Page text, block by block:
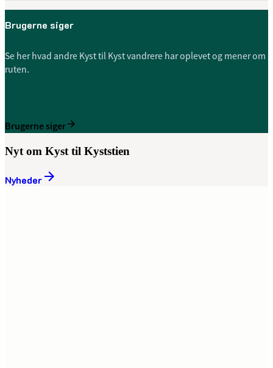
Brugerne siger
Se her hvad andre Kyst til Kyst vandrere har oplevet og mener om
ruten.
Brugerne siger
Nyt om Kyst til Kyststien
Nyheder